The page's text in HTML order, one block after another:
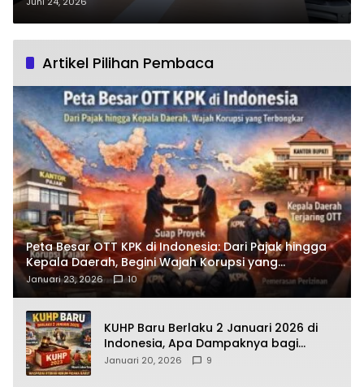
Magetan Ini?
Artikel Pilihan Pembaca
Peta Besar OTT KPK di Indonesia: Dari Pajak hingga
Kepala Daerah, Begini Wajah Korupsi yang
Terbongkar
Januari 23, 2026 10
KUHP Baru Berlaku 2 Januari 2026 di
Indonesia, Apa Dampaknya bagi
Kehidupan Warga? Ini Aturan Kunci
Januari 20, 2026 9